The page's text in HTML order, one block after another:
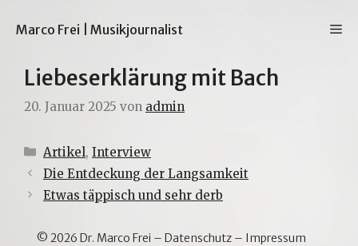
InhaltMarco Frei | Musikjournalist
Liebeserklärung mit Bach
20. Januar 2025 von admin
Kategorien
Artikel, Interview
Die Entdeckung der Langsamkeit
Etwas täppisch und sehr derb
© 2026 Dr. Marco Frei – Datenschutz– Impressum